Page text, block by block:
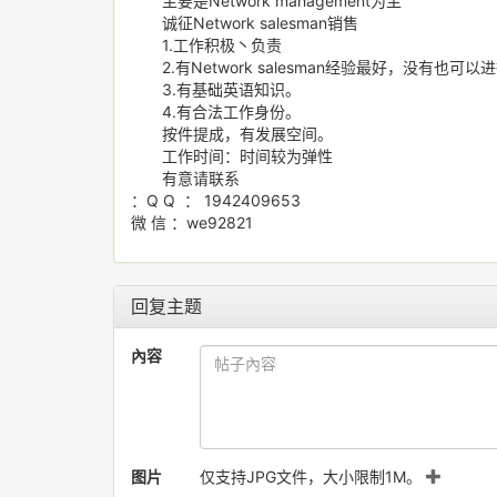
诚征Network salesman销售
1.工作积极丶负责
2.有Network salesman经验最好，没有也可以进
3.有基础英语知识。
4.有合法工作身份。
按件提成，有发展空间。
工作时间：时间较为弹性
有意请联系
：Q Q ： 1942409653
微 信 ：we92821
回复主题
內容
图片 仅支持JPG文件，大小限制1M。